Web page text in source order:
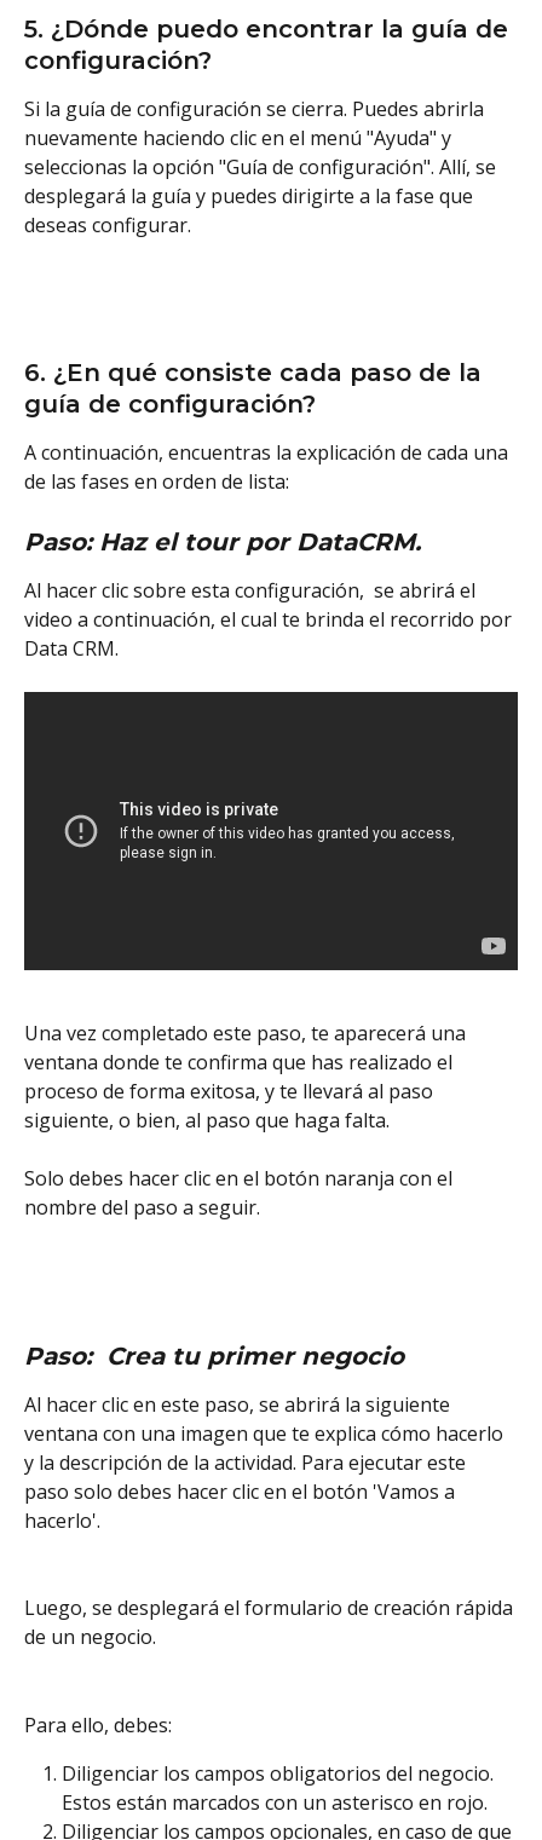
5. ¿Dónde puedo encontrar la guía de
configuración?
Si la guía de configuración se cierra. Puedes abrirla
nuevamente haciendo clic en el menú "Ayuda" y
seleccionas la opción "Guía de configuración". Allí, se
desplegará la guía y puedes dirigirte a la fase que
deseas configurar.
6. ¿En qué consiste cada paso de la
guía de configuración?
A continuación, encuentras la explicación de cada una
de las fases en orden de lista:
Paso: Haz el tour por DataCRM.
Al hacer clic sobre esta configuración,  se abrirá el
video a continuación, el cual te brinda el recorrido por
Data CRM.
Una vez completado este paso, te aparecerá una
ventana donde te confirma que has realizado el
proceso de forma exitosa, y te llevará al paso
siguiente, o bien, al paso que haga falta.
Solo debes hacer clic en el botón naranja con el
nombre del paso a seguir.
Paso:  Crea tu primer negocio
Al hacer clic en este paso, se abrirá la siguiente
ventana con una imagen que te explica cómo hacerlo
y la descripción de la actividad. Para ejecutar este
paso solo debes hacer clic en el botón 'Vamos a
hacerlo'.
Luego, se desplegará el formulario de creación rápida
de un negocio.
Para ello, debes:
Diligenciar los campos obligatorios del negocio.
Estos están marcados con un asterisco en rojo.
Diligenciar los campos opcionales, en caso de que